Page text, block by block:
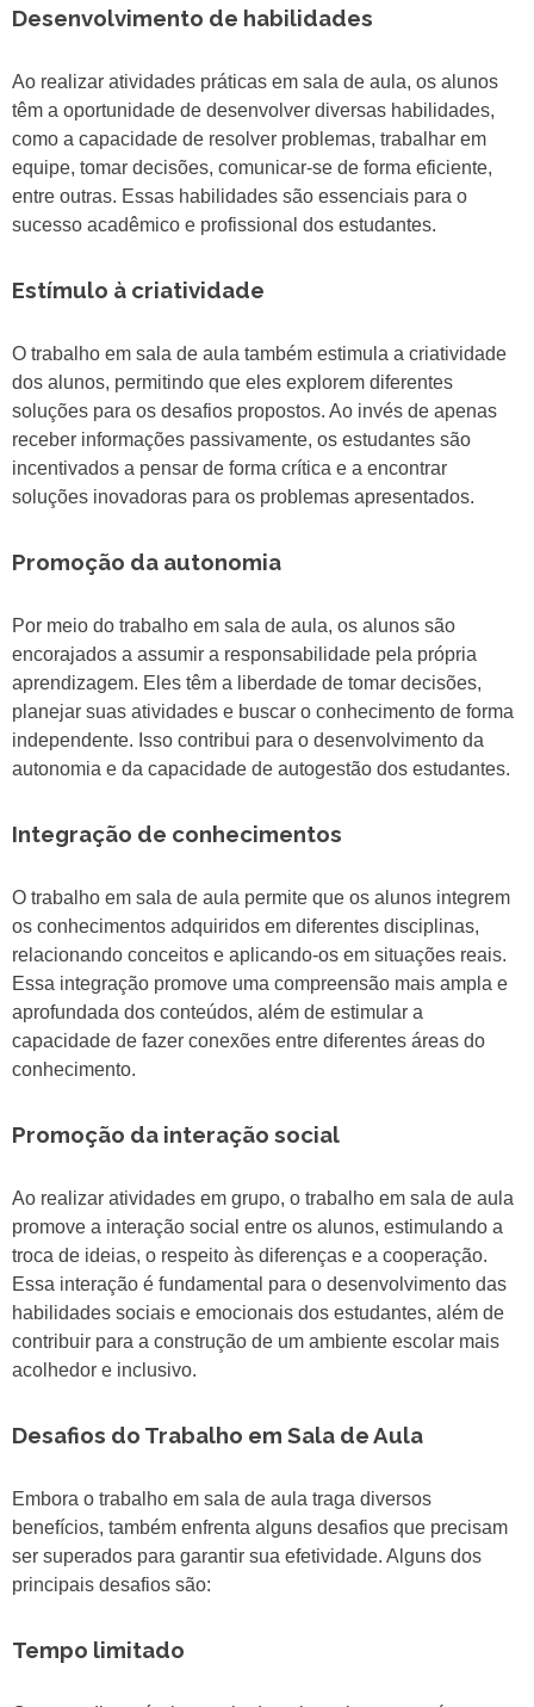
Desenvolvimento de habilidades
Ao realizar atividades práticas em sala de aula, os alunos
têm a oportunidade de desenvolver diversas habilidades,
como a capacidade de resolver problemas, trabalhar em
equipe, tomar decisões, comunicar-se de forma eficiente,
entre outras. Essas habilidades são essenciais para o
sucesso acadêmico e profissional dos estudantes.
Estímulo à criatividade
O trabalho em sala de aula também estimula a criatividade
dos alunos, permitindo que eles explorem diferentes
soluções para os desafios propostos. Ao invés de apenas
receber informações passivamente, os estudantes são
incentivados a pensar de forma crítica e a encontrar
soluções inovadoras para os problemas apresentados.
Promoção da autonomia
Por meio do trabalho em sala de aula, os alunos são
encorajados a assumir a responsabilidade pela própria
aprendizagem. Eles têm a liberdade de tomar decisões,
planejar suas atividades e buscar o conhecimento de forma
independente. Isso contribui para o desenvolvimento da
autonomia e da capacidade de autogestão dos estudantes.
Integração de conhecimentos
O trabalho em sala de aula permite que os alunos integrem
os conhecimentos adquiridos em diferentes disciplinas,
relacionando conceitos e aplicando-os em situações reais.
Essa integração promove uma compreensão mais ampla e
aprofundada dos conteúdos, além de estimular a
capacidade de fazer conexões entre diferentes áreas do
conhecimento.
Promoção da interação social
Ao realizar atividades em grupo, o trabalho em sala de aula
promove a interação social entre os alunos, estimulando a
troca de ideias, o respeito às diferenças e a cooperação.
Essa interação é fundamental para o desenvolvimento das
habilidades sociais e emocionais dos estudantes, além de
contribuir para a construção de um ambiente escolar mais
acolhedor e inclusivo.
Desafios do Trabalho em Sala de Aula
Embora o trabalho em sala de aula traga diversos
benefícios, também enfrenta alguns desafios que precisam
ser superados para garantir sua efetividade. Alguns dos
principais desafios são:
Tempo limitado